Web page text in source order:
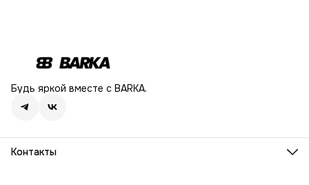
Будь яркой вместе с BARKA.
Контакты